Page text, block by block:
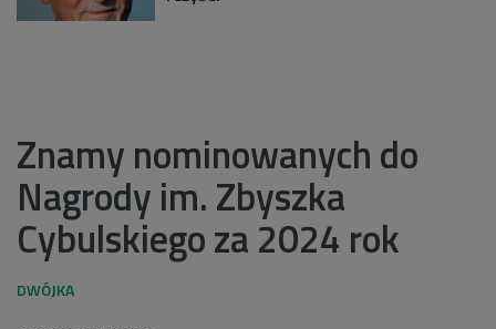
Znamy nominowanych do
Nagrody im. Zbyszka
Cybulskiego za 2024 rok